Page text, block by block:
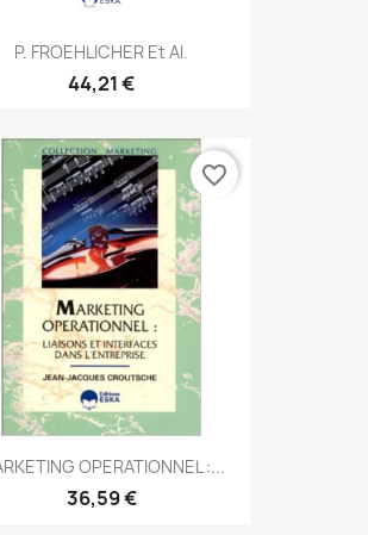
P. FROEHLICHER Et Al.
44,21 €
OPERATIONNEL :...
36,59 €
favorite_border